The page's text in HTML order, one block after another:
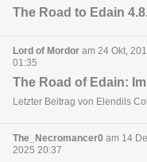
The Road to Edain
Lord of Mordor am 24 Okt,
01:35
The Road of Edain:
Letzter Beitrag von Elendils
The_Necromancer0 am 14
2025 20:37